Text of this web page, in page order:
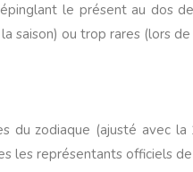
le présent au dos
saison) ou trop rares (lors
du zodiaque (ajusté avec
les représentants officiels